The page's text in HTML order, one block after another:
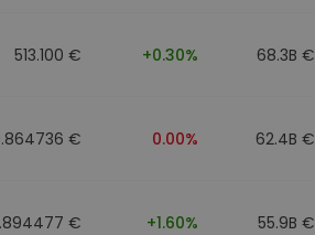
513.100 € +0.30% 68.3B €
€ 0.00% 62.4B €
€ +1.60% 55.9B €